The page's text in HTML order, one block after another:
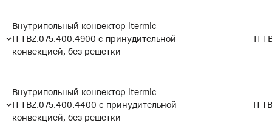
Внутрипольный конвектор itermic
ITTBZ.075.400.4900 с принудительной
конвекцией, без решетки
Внутрипольный конвектор itermic
ITTBZ.075.400.4400 с принудительной
конвекцией, без решетки